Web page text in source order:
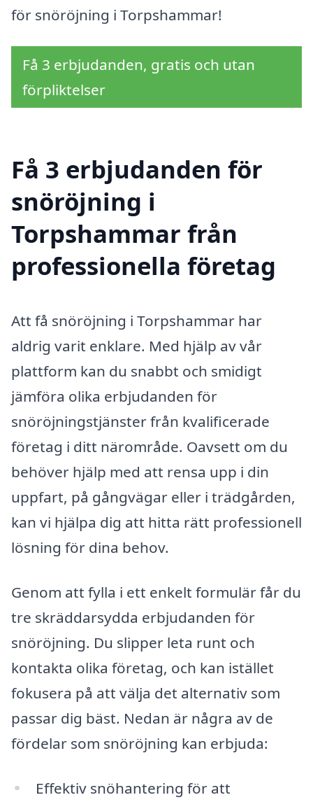
för snöröjning i Torpshammar!
Få 3 erbjudanden, gratis och utan
förpliktelser
Få 3 erbjudanden för
snöröjning i
Torpshammar från
professionella företag
Att få snöröjning i Torpshammar har
aldrig varit enklare. Med hjälp av vår
plattform kan du snabbt och smidigt
jämföra olika erbjudanden för
snöröjningstjänster från kvalificerade
företag i ditt närområde. Oavsett om du
behöver hjälp med att rensa upp i din
uppfart, på gångvägar eller i trädgården,
kan vi hjälpa dig att hitta rätt professionell
lösning för dina behov.
Genom att fylla i ett enkelt formulär får du
tre skräddarsydda erbjudanden för
snöröjning. Du slipper leta runt och
kontakta olika företag, och kan istället
fokusera på att välja det alternativ som
passar dig bäst. Nedan är några av de
fördelar som snöröjning kan erbjuda:
Effektiv snöhantering för att